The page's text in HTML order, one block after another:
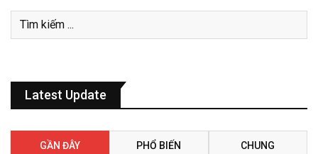
Latest Update
GẦN ĐÂY PHỔ BIẾN CHUNG